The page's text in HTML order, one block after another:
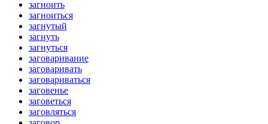
загноить
загноиться
загнутый
загнуть
загнуться
заговаривание
заговаривать
заговариваться
заговенье
заговеться
заговляться